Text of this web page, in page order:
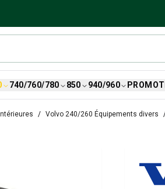
740/760/780 850 940/960
Volvo 240/260 Équipements divers